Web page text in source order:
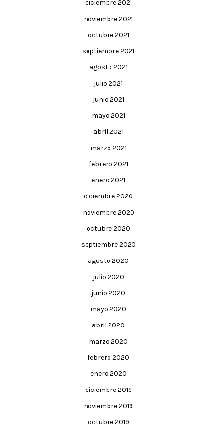
diciembre 2021
noviembre 2021
octubre 2021
septiembre 2021
agosto 2021
julio 2021
junio 2021
mayo 2021
abril 2021
marzo 2021
febrero 2021
enero 2021
diciembre 2020
noviembre 2020
octubre 2020
septiembre 2020
agosto 2020
julio 2020
junio 2020
mayo 2020
abril 2020
marzo 2020
febrero 2020
enero 2020
diciembre 2019
noviembre 2019
octubre 2019